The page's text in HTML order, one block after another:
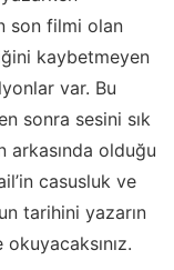
son filmi olan
kaybetmeyen
var. Bu
sonra sesini sık
arkasında olduğu
casusluk ve
tarihini yazarın